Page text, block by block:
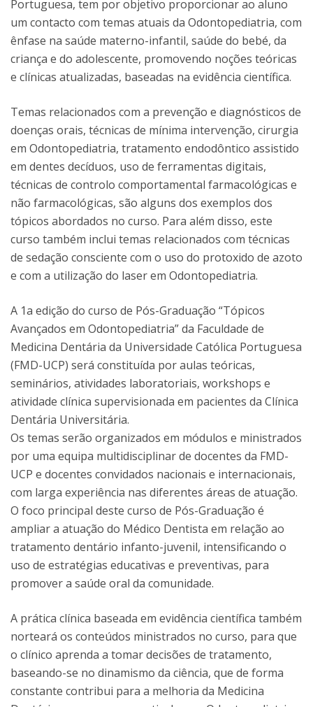
Portuguesa, tem por objetivo proporcionar ao aluno
um contacto com temas atuais da Odontopediatria, com
ênfase na saúde materno-infantil, saúde do bebé, da
criança e do adolescente, promovendo noções teóricas
e clínicas atualizadas, baseadas na evidência científica.
Temas relacionados com a prevenção e diagnósticos de
doenças orais, técnicas de mínima intervenção, cirurgia
em Odontopediatria, tratamento endodôntico assistido
em dentes decíduos, uso de ferramentas digitais,
técnicas de controlo comportamental farmacológicas e
não farmacológicas, são alguns dos exemplos dos
tópicos abordados no curso. Para além disso, este
curso também inclui temas relacionados com técnicas
de sedação consciente com o uso do protoxido de azoto
e com a utilização do laser em Odontopediatria.
A 1a edição do curso de Pós-Graduação “Tópicos
Avançados em Odontopediatria” da Faculdade de
Medicina Dentária da Universidade Católica Portuguesa
(FMD-UCP) será constituída por aulas teóricas,
seminários, atividades laboratoriais, workshops e
atividade clínica supervisionada em pacientes da Clínica
Dentária Universitária.
Os temas serão organizados em módulos e ministrados
por uma equipa multidisciplinar de docentes da FMD-
UCP e docentes convidados nacionais e internacionais,
com larga experiência nas diferentes áreas de atuação.
O foco principal deste curso de Pós-Graduação é
ampliar a atuação do Médico Dentista em relação ao
tratamento dentário infanto-juvenil, intensificando o
uso de estratégias educativas e preventivas, para
promover a saúde oral da comunidade.
A prática clínica baseada em evidência científica também
norteará os conteúdos ministrados no curso, para que
o clínico aprenda a tomar decisões de tratamento,
baseando-se no dinamismo da ciência, que de forma
constante contribui para a melhoria da Medicina